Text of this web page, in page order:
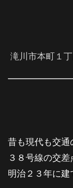
滝川市本町１
昔も現代も交通
３８号線の交差
明治２３年に建